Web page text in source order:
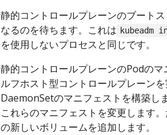
静的コントロールプレーンのブート
なるのを待ちます。これは kubeadm
を使用しないプロセスと同じです。
静的コントロールプレーンのPodの
ルフホスト型コントロールプレーン
DaemonSetのマニフェストを構築し
これらのマニフェストを変更します
の新しいボリュームを追加します。